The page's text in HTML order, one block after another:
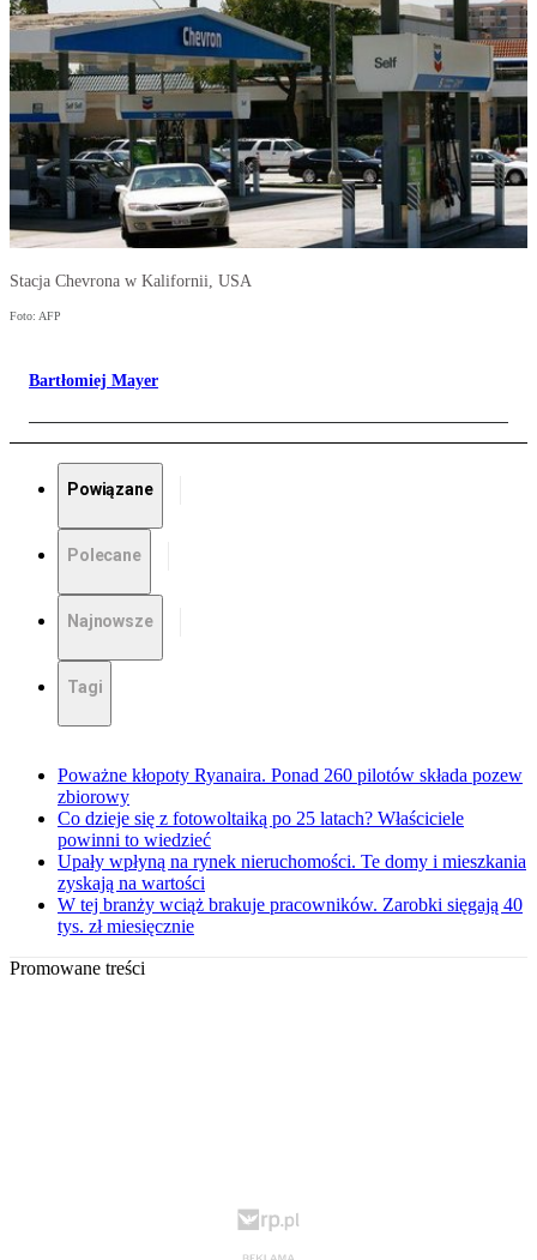
Stacja Chevrona w Kalifornii, USA
Foto: AFP
Bartłomiej Mayer
Powiązane
Polecane
Najnowsze
Tagi
Poważne kłopoty Ryanaira. Ponad 260 pilotów składa pozew
zbiorowy
Co dzieje się z fotowoltaiką po 25 latach? Właściciele
powinni to wiedzieć
Upały wpłyną na rynek nieruchomości. Te domy i mieszkania
zyskają na wartości
W tej branży wciąż brakuje pracowników. Zarobki sięgają 40
tys. zł miesięcznie
Promowane treści